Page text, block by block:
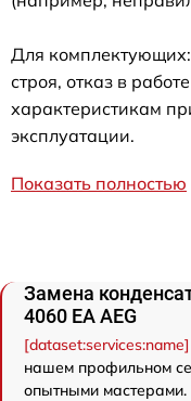
Для
строя, отказ в
характеристикам
эксплуатации.
Показать полностью
Замена
4060 EA AEG
нашем профильном
опытными